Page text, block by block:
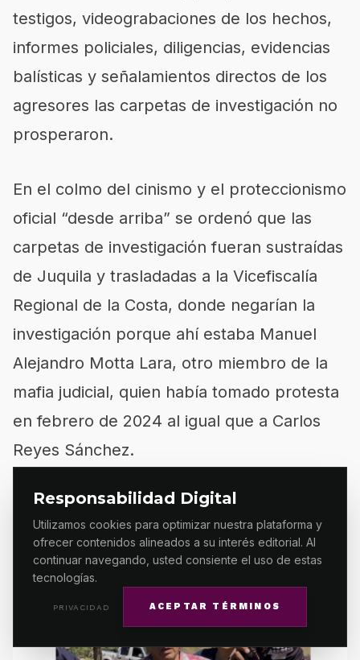
Responsabilidad Digital
Utilizamos cookies para optimizar nuestra plataforma y
ofrecer contenidos alineados a su interés editorial. Al
continuar navegando, usted consiente el uso de estas
tecnologías.
PRIVACIDAD ACEPTAR TÉRMINOS
testigos, videograbaciones de los hechos,
informes policiales, diligencias, evidencias
balísticas y señalamientos directos de los
agresores las carpetas de investigación no
prosperaron.
En el colmo del cinismo y el proteccionismo
oficial “desde arriba” se ordenó que las
carpetas de investigación fueran sustraídas
de Juquila y trasladadas a la Vicefiscalía
Regional de la Costa, donde negarían la
investigación porque ahí estaba Manuel
Alejandro Motta Lara, otro miembro de la
mafia judicial, quien había tomado protesta
en febrero de 2024 al igual que a Carlos
Reyes Sánchez.